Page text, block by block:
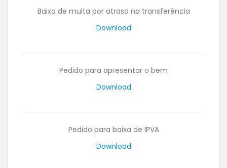
Baixa de multa por atraso na transferência
Download
Pedido para apresentar o bem
Download
Pedido para baixa de IPVA
Download